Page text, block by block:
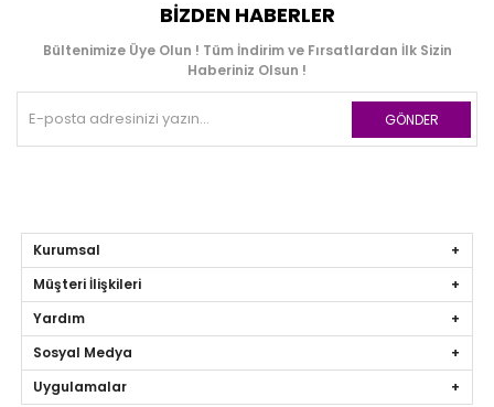
BIZDEN HABERLER
Bültenimize Üye Olun ! Tüm İndirim ve Fırsatlardan İlk Sizin
Haberiniz Olsun !
GÖNDER
Kurumsal
Müşteri İlişkileri
Yardım
Sosyal Medya
Uygulamalar